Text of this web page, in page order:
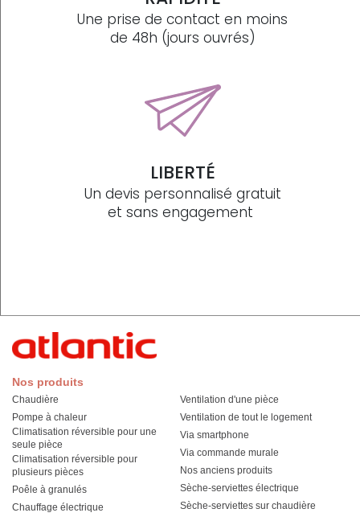
Une prise de contact en moins
de 48h (jours ouvrés)
LIBERTÉ
Un devis personnalisé gratuit
et sans engagement
Nos produits
Chaudière
Pompe à chaleur
Climatisation réversible pour une
seule pièce
Climatisation réversible pour
plusieurs pièces
Poêle à granulés
Chauffage électrique
Ventilation d'une pièce
Ventilation de tout le logement
Via smartphone
Via commande murale
Nos anciens produits
Sèche-serviettes électrique
Sèche-serviettes sur chaudière